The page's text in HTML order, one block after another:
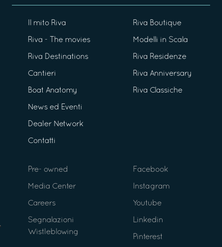
Il mito Riva
Riva - The movies
Riva Destinations
Cantieri
Boat Anatomy
News ed Eventi
Dealer Network
Contatti
Riva Boutique
Modelli in Scala
Riva Residenze
Riva Anniversary
Riva Classiche
Pre- owned
Media Center
Careers
Segnalazioni
Wistleblowing
Facebook
Instagram
Youtube
Linkedin
Pinterest